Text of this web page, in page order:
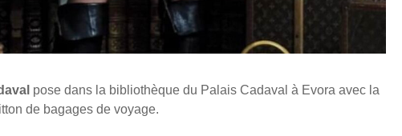
pose dans la bibliothèque du Palais Cadaval à Evora avec la
de bagages de voyage.